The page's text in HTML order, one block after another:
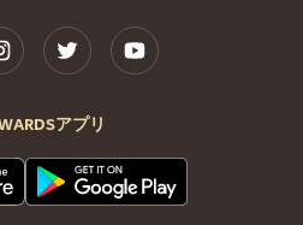
アプリ